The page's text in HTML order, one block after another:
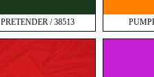
PRETENDER / 38513